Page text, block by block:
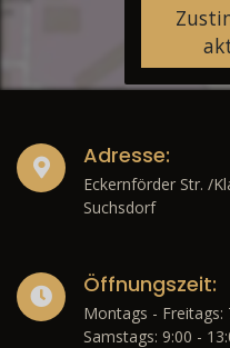
Adresse:
Eckernförder Str. /
Suchsdorf
Öffnungszeit:
Montags - Freitags:
Samstags: 9:00 -